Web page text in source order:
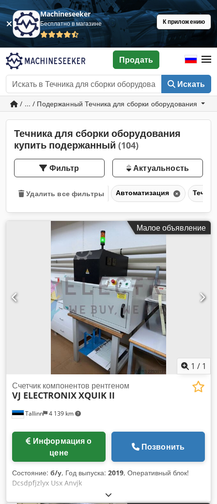
Machineseeker
Бесплатно в магазине К приложению
Искать
Продать
/ ... / Подержанный Течника для сборки оборудования
Течника для сборки оборудования
купить подержанный (104)
Фильтр Актуальность
Удалить все фильтры Автоматизация
Малое объявление
1 / 1
Tallinn 4 139 km
Счетчик компонентов рентгеном
VJ ELECTRONIXXQUIK II
цене
Позвонить
Состояние: б/у, Год выпуска: 2019, Оперативный блок!
Dcsdpfjzlyx Usx Anvjk